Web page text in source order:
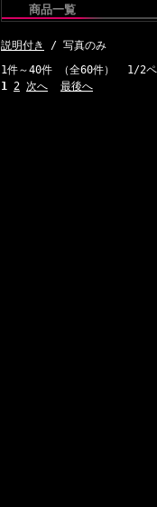
商品一覧
説明付き
/ 写真のみ
1件～40件 （全60件） 1/2ペ
1 2 次へ 最後へ